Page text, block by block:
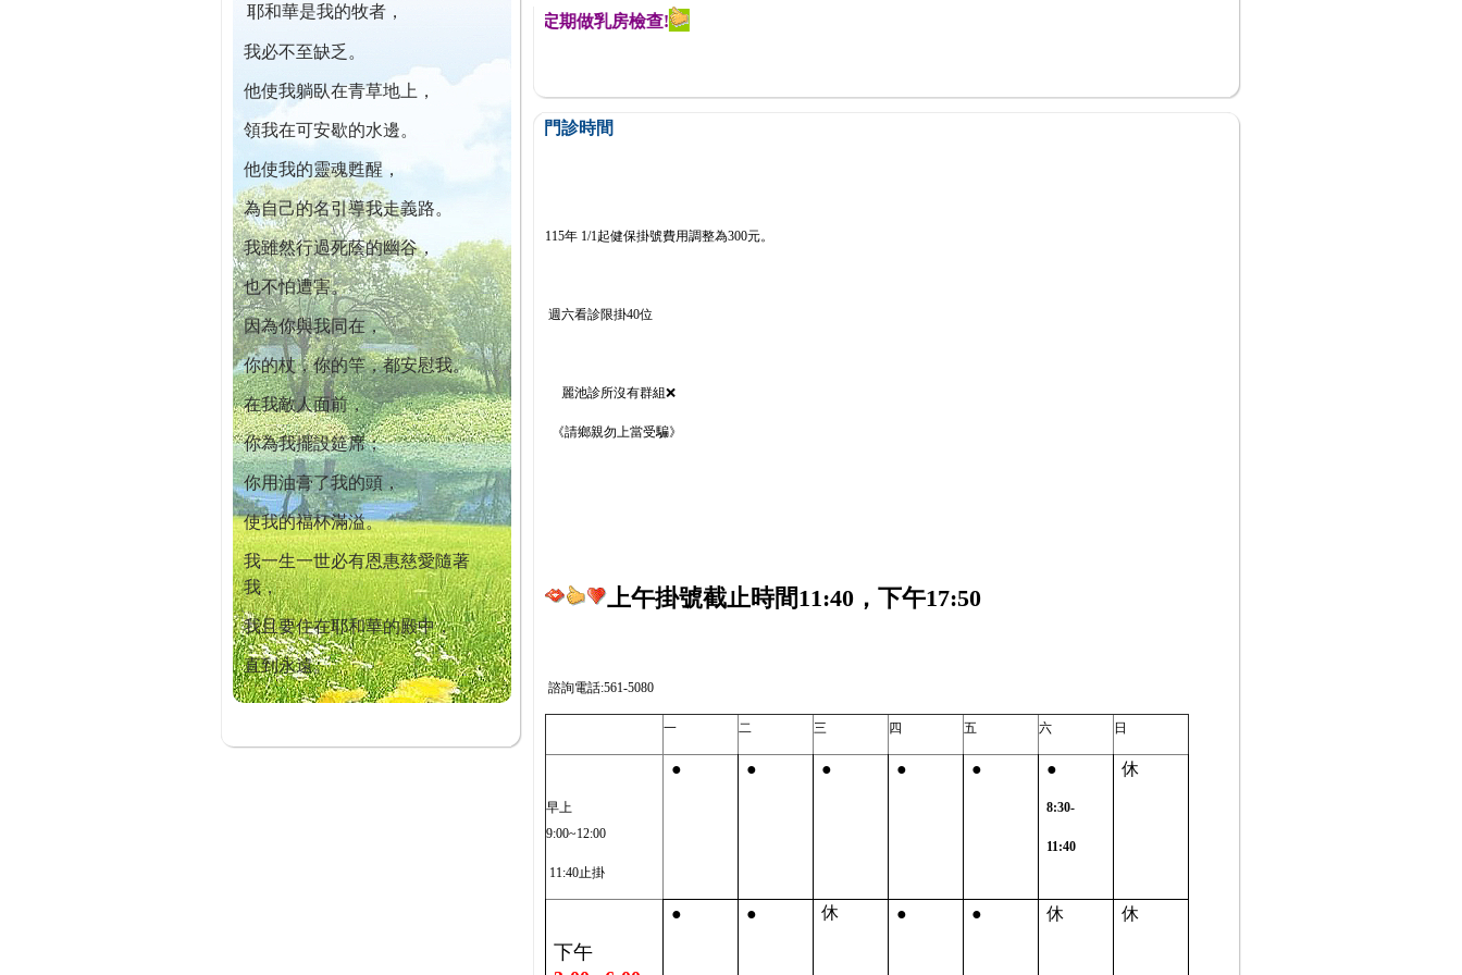
耶和華是我的牧者，
我必不至缺乏。
他使我躺臥在青草地上，
領我在可安歇的水邊。
他使我的靈魂甦醒，
為自己的名引導我走義路。
我雖然行過死蔭的幽谷，
也不怕遭害。
因為你與我同在，
你的杖，你的竿，都安慰我。
在我敵人面前，
你為我擺設筵席；
你用油膏了我的頭，
使我的福杯滿溢。
我一生一世必有恩惠慈愛隨著
我，
我且要住在耶和華的殿中，
直到永遠。
本院自開幕迄今已篩檢出1700位乳癌患者,提醒您定期做乳房檢查!
門診時間
115年 1/1起健保掛號費用調整為300元。
週六看診限掛40位
麗池診所沒有群組❌
《請鄉親勿上當受騙》
上午掛號截止時間11:40，下午17:50
諮詢電話:561-5080
一 二 三 四 五 六 日
早上
9:00~12:00
11:40止掛
● ● ● ● ● ●
8:30-
11:40
休
下午
● ● 休 ● ● 休 休